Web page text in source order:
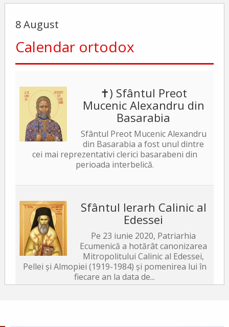
8 August
Calendar ortodox
✝) Sfântul Preot
Mucenic Alexandru din
Basarabia
Sfântul Preot Mucenic Alexandru
din Basarabia a fost unul dintre
cei mai reprezentativi clerici basarabeni din
perioada interbelică.
Sfântul Ierarh Calinic al
Edessei
Pe 23 iunie 2020, Patriarhia
Ecumenică a hotărât canonizarea
Mitropolitului Calinic al Edessei,
Pellei și Almopiei (1919-1984) și pomenirea lui în
fiecare an la data de...